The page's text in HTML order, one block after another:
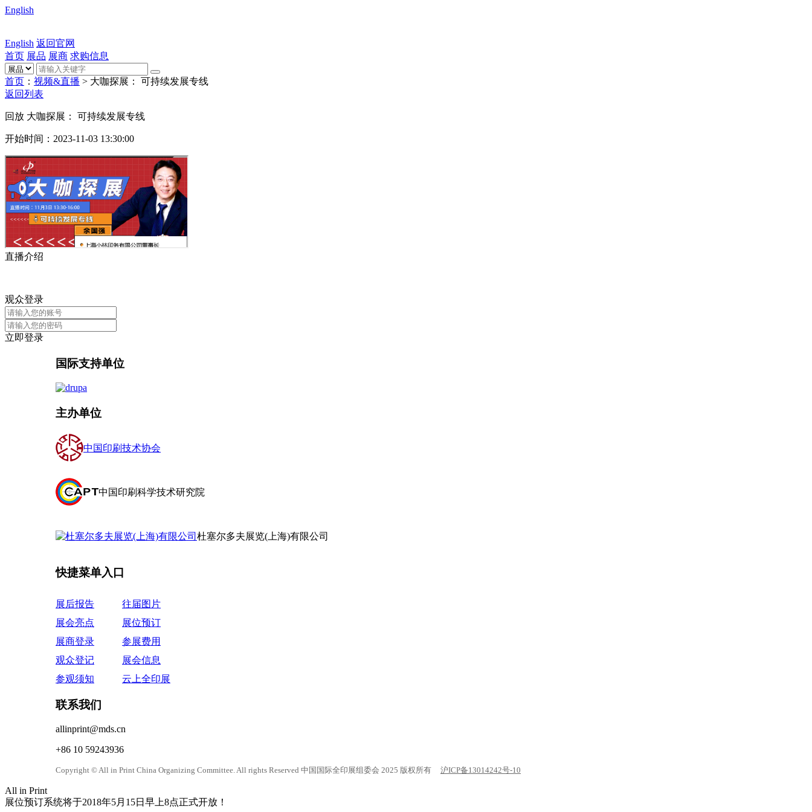
English
English 返回官网
首页 展品 展商 求购信息
首页 ： 视频&直播 > 大咖探展： 可持续发展专线
返回列表
回放 大咖探展： 可持续发展专线
开始时间： 2023-11-03 13:30:00
直播介绍
观众登录
立即登录
国际支持单位
主办单位
中国印刷技术协会
中国印刷科学技术研究院
杜塞尔多夫展览(上海)有限公司
快捷菜单入口
展后报告
往届图片
展会亮点
展位预订
展商登录
参展费用
观众登记
展会信息
参观须知
云上全印展
联系我们
allinprint@mds.cn
+86 10 59243936
Copyright © All in Print China Organizing Committee. All rights Reserved 中国国际全印展组委会 2025 版权所有 沪ICP备13014242号-10
All in Print
展位预订系统将于2018年5月15日早上8点正式开放！